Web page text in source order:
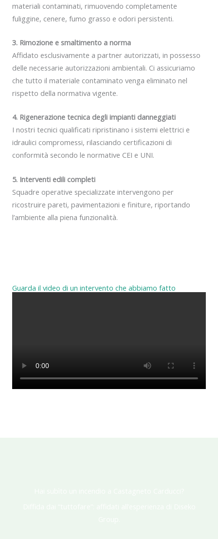
materiali contaminati, rimuovendo completamente
fuliggine, cenere, fumo grasso e odori persistenti.
3. Rimozione e smaltimento a norma
Affidato esclusivamente a partner autorizzati, in possesso
delle necessarie autorizzazioni ambientali. Ci assicuriamo
che tutto il materiale contaminato venga eliminato nel
rispetto della normativa vigente.
4. Rigenerazione tecnica degli impianti danneggiati
I nostri tecnici qualificati ripristinano i sistemi elettrici e
idraulici compromessi, rilasciando certificazioni di
conformità secondo le normative CEI e UNI.
5. Interventi edili completi
Squadre operative specializzate intervengono per
ricostruire pareti, pavimentazioni e finiture, riportando
l’ambiente alla piena funzionalità.
Guarda il video di un intervento che abbiamo fatto